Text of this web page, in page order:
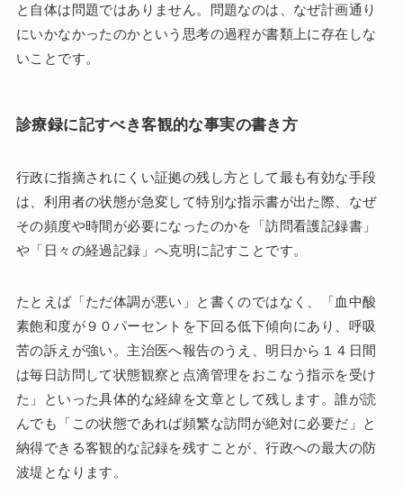
と自体は問題ではありません。問題なのは、なぜ計画通り
にいかなかったのかという思考の過程が書類上に存在しな
いことです。
診療録に記すべき客観的な事実の書き方
行政に指摘されにくい証拠の残し方として最も有効な手段
は、利用者の状態が急変して特別な指示書が出た際、なぜ
その頻度や時間が必要になったのかを「訪問看護記録書」
や「日々の経過記録」へ克明に記すことです。
たとえば「ただ体調が悪い」と書くのではなく、「血中酸
素飽和度が９０パーセントを下回る低下傾向にあり、呼吸
苦の訴えが強い。主治医へ報告のうえ、明日から１４日間
は毎日訪問して状態観察と点滴管理をおこなう指示を受け
た」といった具体的な経緯を文章として残します。誰が読
んでも「この状態であれば頻繁な訪問が絶対に必要だ」と
納得できる客観的な記録を残すことが、行政への最大の防
波堤となります。